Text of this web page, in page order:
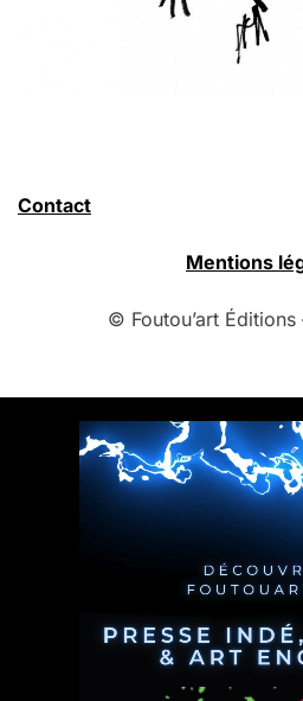
Contact
Mentions
© Foutou’art Éditions